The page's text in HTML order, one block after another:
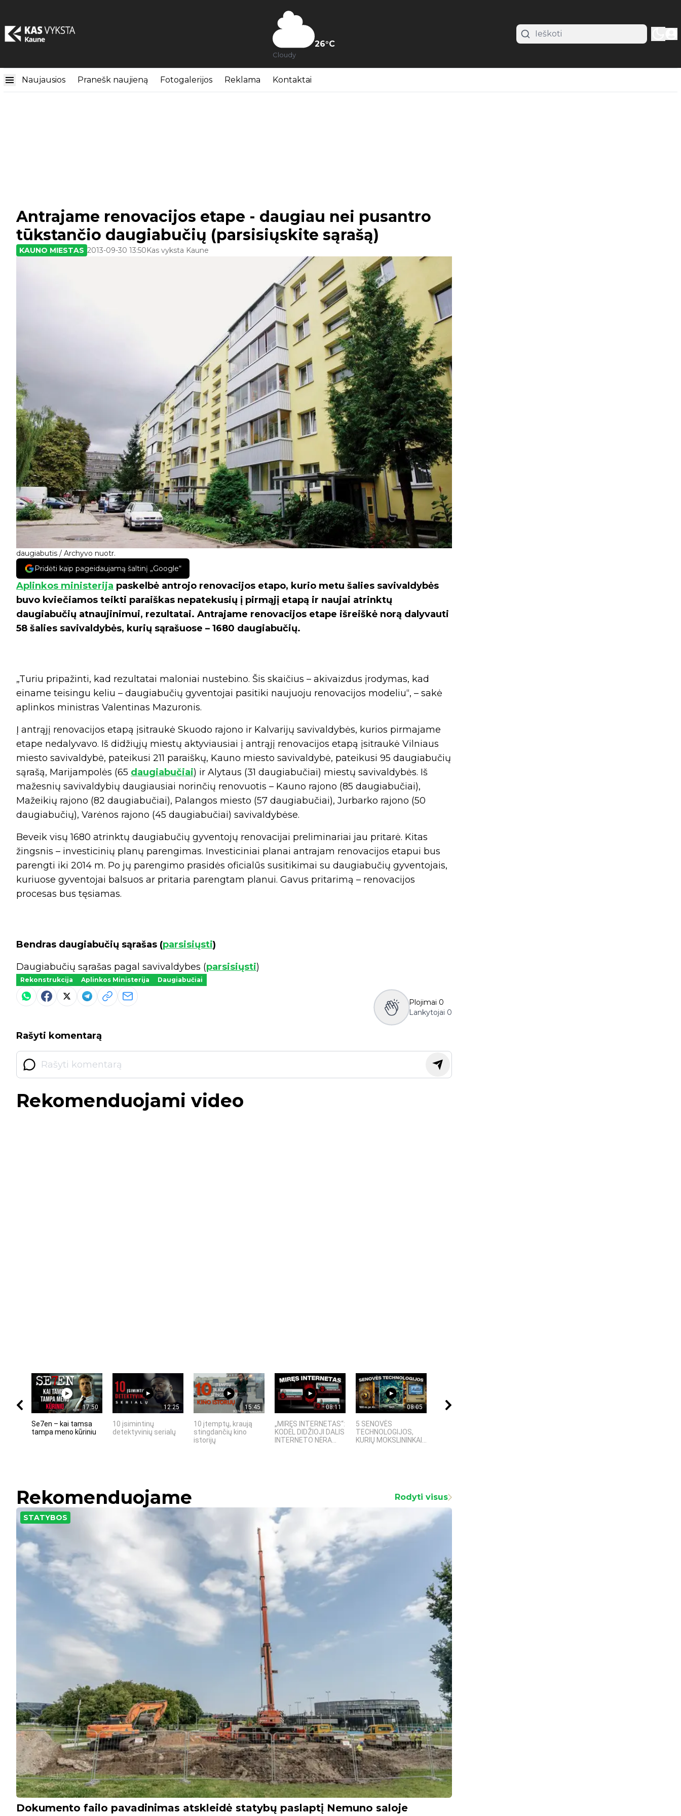
26°C
Cloudy
Naujausios Pranešk naujieną Fotogalerijos Reklama Kontaktai
daugiabutis / Archyvo nuotr.
Antrajame renovacijos etape - daugiau nei pusantro
tūkstančio daugiabučių (parsisiųskite sąrašą)
KAUNO MIESTAS 2013-09-30 13:50Kas vyksta Kaune
Pridėti kaip pageidaujamą šaltinį „Google“
Aplinkos ministerija paskelbė antrojo renovacijos etapo, kurio metu šalies savivaldybės
buvo kviečiamos teikti paraiškas nepatekusių į pirmąjį etapą ir naujai atrinktų
daugiabučių atnaujinimui, rezultatai. Antrajame renovacijos etape išreiškė norą dalyvauti
58 šalies savivaldybės, kurių sąrašuose – 1680 daugiabučių.
„Turiu pripažinti, kad rezultatai maloniai nustebino. Šis skaičius – akivaizdus įrodymas, kad
einame teisingu keliu – daugiabučių gyventojai pasitiki naujuoju renovacijos modeliu“, – sakė
aplinkos ministras Valentinas Mazuronis.
Į antrąjį renovacijos etapą įsitraukė Skuodo rajono ir Kalvarijų savivaldybės, kurios pirmajame
etape nedalyvavo. Iš didžiųjų miestų aktyviausiai į antrąjį renovacijos etapą įsitraukė Vilniaus
miesto savivaldybė, pateikusi 211 paraiškų, Kauno miesto savivaldybė, pateikusi 95 daugiabučių
sąrašą, Marijampolės (65 daugiabučiai) ir Alytaus (31 daugiabučiai) miestų savivaldybės. Iš
mažesnių savivaldybių daugiausiai norinčių renovuotis – Kauno rajono (85 daugiabučiai),
Mažeikių rajono (82 daugiabučiai), Palangos miesto (57 daugiabučiai), Jurbarko rajono (50
daugiabučių), Varėnos rajono (45 daugiabučiai) savivaldybėse.
Beveik visų 1680 atrinktų daugiabučių gyventojų renovacijai preliminariai jau pritarė. Kitas
žingsnis – investicinių planų parengimas. Investiciniai planai antrajam renovacijos etapui bus
parengti iki 2014 m. Po jų parengimo prasidės oficialūs susitikimai su daugiabučių gyventojais,
kuriuose gyventojai balsuos ar pritaria parengtam planui. Gavus pritarimą – renovacijos
procesas bus tęsiamas.
Bendras daugiabučių sąrašas (parsisiųsti)
Daugiabučių sąrašas pagal savivaldybes (parsisiųsti)
Rekonstrukcija Aplinkos Ministerija Daugiabučiai
Plojimai 0
Lankytojai 0
Rašyti komentarą
Rekomenduojami video
17:50
Se7en – kai tamsa
tampa meno kūriniu
12:25
10 įsimintinų
detektyvinių serialų
15:45
10 įtemptų, kraują
stingdančių kino
istorijų
08:11
„MIRĘS INTERNETAS“:
KODĖL DIDŽIOJI DALIS
INTERNETO NĖRA...
08:05
5 SENOVĖS
TECHNOLOGIJOS,
KURIŲ MOKSLININKAI...
Rekomenduojame Rodyti visus
STATYBOS
Dokumento failo pavadinimas atskleidė statybų paslaptį Nemuno saloje